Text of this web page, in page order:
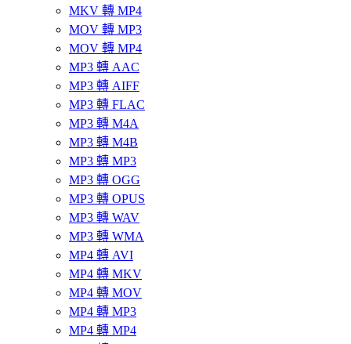
MKV 轉 MP4
MOV 轉 MP3
MOV 轉 MP4
MP3 轉 AAC
MP3 轉 AIFF
MP3 轉 FLAC
MP3 轉 M4A
MP3 轉 M4B
MP3 轉 MP3
MP3 轉 OGG
MP3 轉 OPUS
MP3 轉 WAV
MP3 轉 WMA
MP4 轉 AVI
MP4 轉 MKV
MP4 轉 MOV
MP4 轉 MP3
MP4 轉 MP4